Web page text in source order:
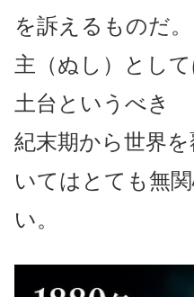
を訴えるものだ
主（ぬし）とし
土台というべき
紀末期から世界
いてはとても無
い。